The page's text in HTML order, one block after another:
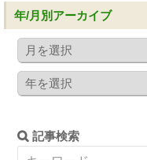
年/月別アーカイブ
記事検索